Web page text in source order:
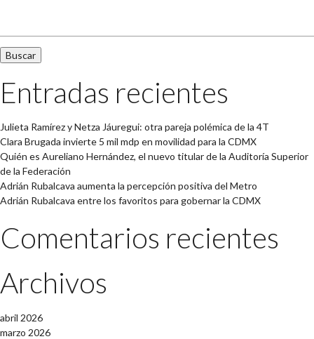
Entradas recientes
Julieta Ramírez y Netza Jáuregui: otra pareja polémica de la 4T
Clara Brugada invierte 5 mil mdp en movilidad para la CDMX
Quién es Aureliano Hernández, el nuevo titular de la Auditoría Superior
de la Federación
Adrián Rubalcava aumenta la percepción positiva del Metro
Adrián Rubalcava entre los favoritos para gobernar la CDMX
Comentarios recientes
Archivos
abril 2026
marzo 2026